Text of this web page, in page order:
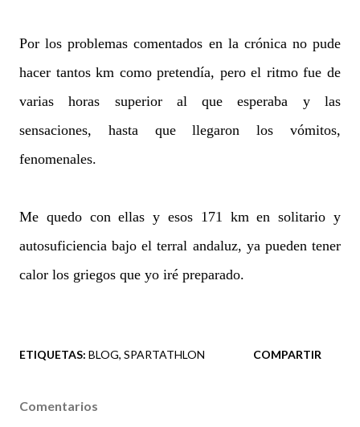
Por los problemas comentados en la crónica no pude
hacer tantos km como pretendía, pero el ritmo fue de
varias horas superior al que esperaba y las
sensaciones, hasta que llegaron los vómitos,
fenomenales.
Me quedo con ellas y esos 171 km en solitario y
autosuficiencia bajo el terral andaluz, ya pueden tener
calor los griegos que yo iré preparado.
ETIQUETAS: BLOG SPARTATHLON COMPARTIR
Comentarios